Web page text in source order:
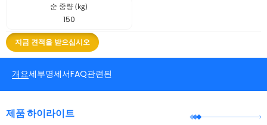
순 중량 (kg)
150
지금 견적을 받으십시오
개요세부명세서FAQ관련된
제품 하이라이트